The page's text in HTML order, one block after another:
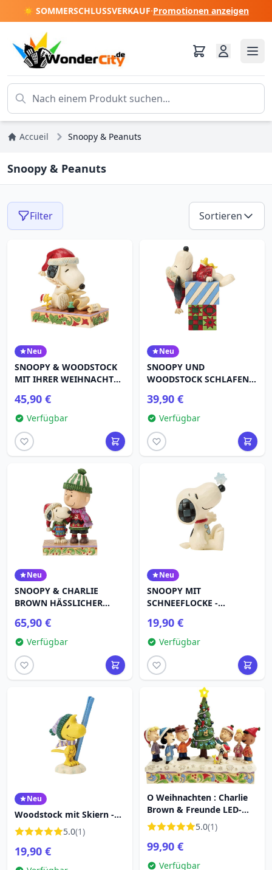
☀️ SOMMERSCHLUSSVERKAUF·Promotionen anzeigen
Accueil Snoopy & Peanuts
Snoopy & Peanuts
Filter Sortieren
Neu
SNOOPY & WOODSTOCK
MIT IHRER WEIHNACHTEN
45,90 €
Verfügbar
Neu
SNOOPY UND
WOODSTOCK SCHLAFEN
39,90 €
Verfügbar
Neu
SNOOPY & CHARLIE
BROWN HÄSSLICHER
65,90 €
Verfügbar
Neu
SNOOPY MIT
SCHNEEFLOCKE -
19,90 €
Verfügbar
Neu
Woodstock mit Skiern -
Erdnüsse
5.0(1)
19,90 €
O Weihnachten : Charlie
Brown & Freunde LED-
Musik- Weihnachten -
Peanuts
5.0(1)
99,90 €
Verfügbar